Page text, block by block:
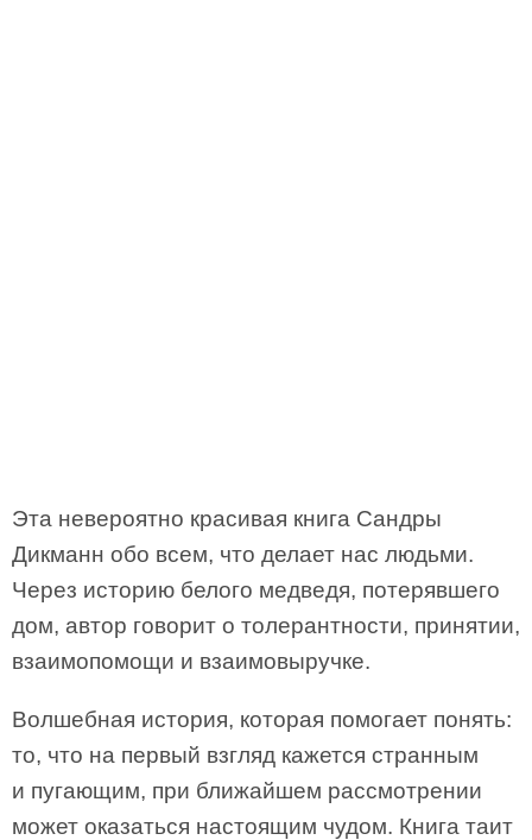
Эта невероятно красивая книга Сандры
Дикманн обо всем, что делает нас людьми.
Через историю белого медведя, потерявшего
дом, автор говорит о толерантности, принятии,
взаимопомощи и взаимовыручке.
Волшебная история, которая помогает понять:
то, что на первый взгляд кажется странным
и пугающим, при ближайшем рассмотрении
может оказаться настоящим чудом. Книга таит